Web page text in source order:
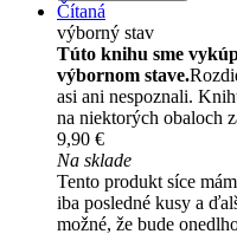
Čítaná
výborný stav
Túto knihu sme
výbornom stave.
asi ani nespoznali.
na niektorých obaloch
9,90 €
Na sklade
Tento produkt síce
iba posledné kusy a
možné, že bude